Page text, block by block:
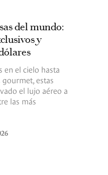
del mundo:
y
en el cielo hasta
estas
el lujo aéreo a
las más